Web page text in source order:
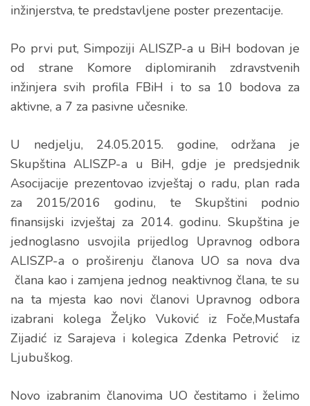
inžinjerstva, te predstavljene poster prezentacije.
Po prvi put, Simpoziji ALISZP-a u BiH bodovan je
od strane Komore diplomiranih zdravstvenih
inžinjera svih profila FBiH i to sa 10 bodova za
aktivne, a 7 za pasivne učesnike.
U nedjelju, 24.05.2015. godine, održana je
Skupština ALISZP-a u BiH, gdje je predsjednik
Asocijacije prezentovao izvještaj o radu, plan rada
za 2015/2016 godinu, te Skupštini podnio
finansijski izvještaj za 2014. godinu. Skupština je
jednoglasno usvojila prijedlog Upravnog odbora
ALISZP-a o proširenju članova UO sa nova dva
člana kao i zamjena jednog neaktivnog člana, te su
na ta mjesta kao novi članovi Upravnog odbora
izabrani kolega Željko Vuković iz Foče,Mustafa
Zijadić iz Sarajeva i kolegica Zdenka Petrović iz
Ljubuškog.
Novo izabranim članovima UO čestitamo i želimo